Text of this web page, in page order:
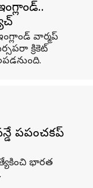
వార్మప్
క్రికెట్
ప్రపంచకప్‌
భారత